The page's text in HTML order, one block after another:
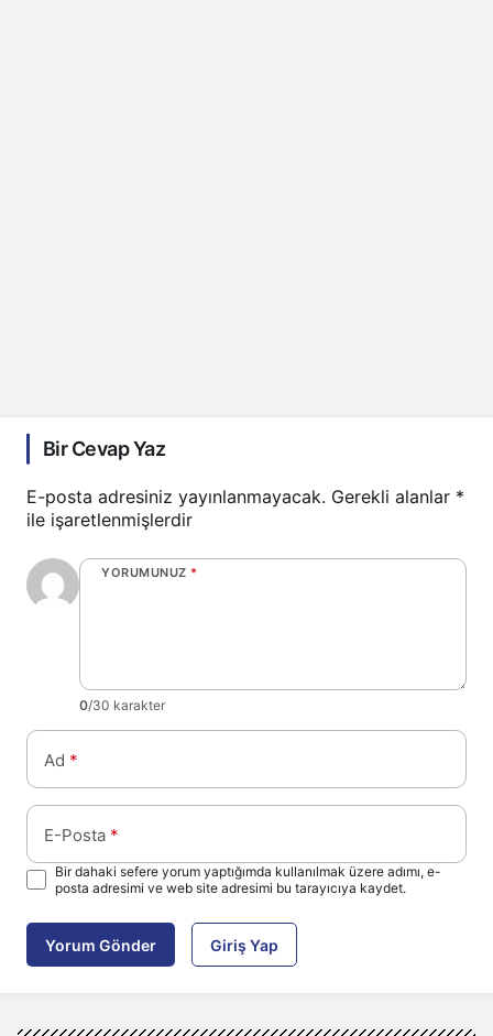
Bir Cevap Yaz
E-posta adresiniz yayınlanmayacak. Gerekli alanlar *
ile işaretlenmişlerdir
YORUMUNUZ *
0/30 karakter
Ad *
E-Posta *
Bir dahaki sefere yorum yaptığımda kullanılmak üzere adımı, e-
posta adresimi ve web site adresimi bu tarayıcıya kaydet.
Yorum Gönder Giriş Yap